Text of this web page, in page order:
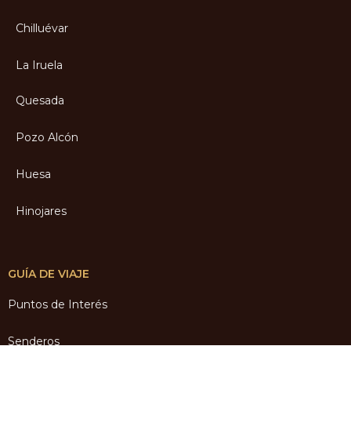
Chilluévar
La Iruela
Quesada
Pozo Alcón
Huesa
Hinojares
GUÍA DE VIAJE
Puntos de Interés
Senderos